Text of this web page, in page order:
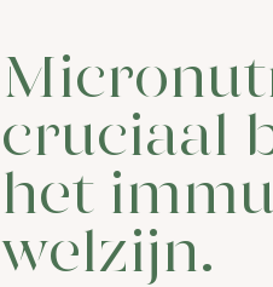
cruciaal
het
welzijn.